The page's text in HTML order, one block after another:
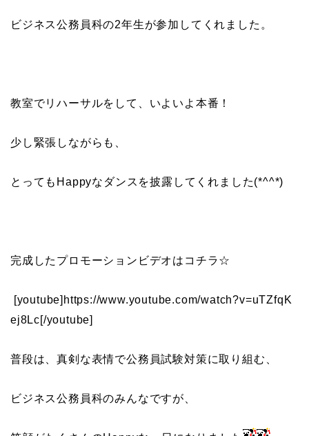
ビジネス公務員科の2年生が参加してくれました。
教室でリハーサルをして、いよいよ本番！
少し緊張しながらも、
とってもHappyなダンスを披露してくれました(*^^*)
完成したプロモーションビデオはコチラ☆
[youtube]https://www.youtube.com/watch?v=uTZfqK
ej8Lc[/youtube]
普段は、真剣な表情で公務員試験対策に取り組む、
ビジネス公務員科のみんなですが、